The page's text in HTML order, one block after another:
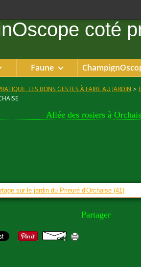
Faune
LES BONS GESTES À FAIRE AU JARDIN >
Allée des rosiers à
sur le jardin du Prieuré d'Orchaise (41)
Partager